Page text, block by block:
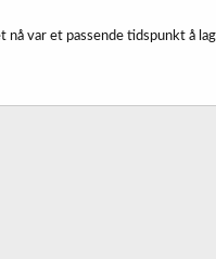
var et passende tidspunkt å